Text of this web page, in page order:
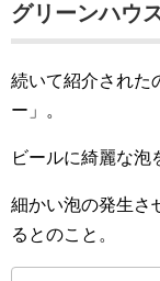
グリーンハウ
続いて紹介された
ー」。
ビールに綺麗な泡
細かい泡の発生さ
るとのこと。